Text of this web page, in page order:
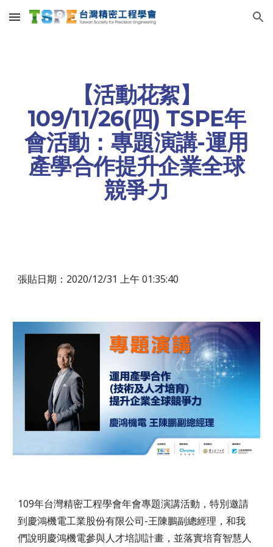
Skip to main content Skip to navigation
【活動花絮】
109/11/26(四) TSPE年
會活動：專題演講-運用
產學合作提升企業全球
競爭力
張貼日期：2020/12/31 上午 01:35:40
109年台灣精密工程學會年會專題演講活動，特別邀請
到慶鴻機電工業股份有限公司-王陳鵬副總經理，和我
們說明慶鴻機電參與人才培訓計畫，並落實培育智慧人